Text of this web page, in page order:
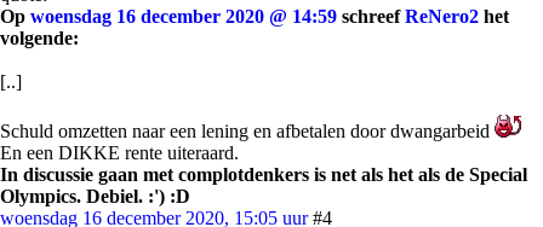
Op woensdag 16 december 2020 @ 14:59 schreefReNero2 het
volgende:
[..]
Schuld omzetten naar een lening en afbetalen door dwangarbeid
En een DIKKE rente uiteraard.
In discussie gaan met complotdenkers is net als het als de Special
Olympics. Debiel. :') :D
woensdag 16 december 2020, 15:05 uur #4